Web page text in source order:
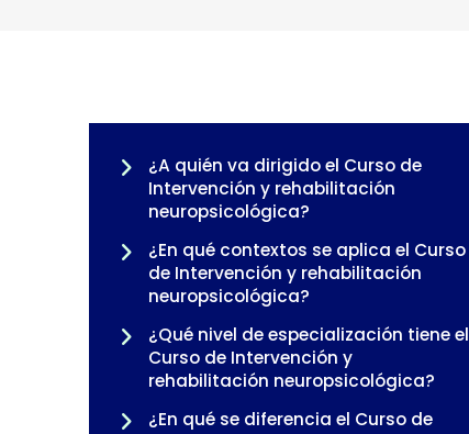
¿A quién va dirigido el Curso de
Intervención y rehabilitación
neuropsicológica?
¿En qué contextos se aplica el Curso
de Intervención y rehabilitación
neuropsicológica?
¿Qué nivel de especialización tiene el
Curso de Intervención y
rehabilitación neuropsicológica?
¿En qué se diferencia el Curso de